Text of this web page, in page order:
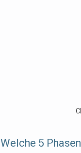
Welche 5